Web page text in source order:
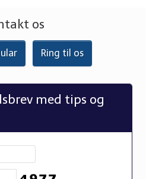
os
Ring til os
med tips og